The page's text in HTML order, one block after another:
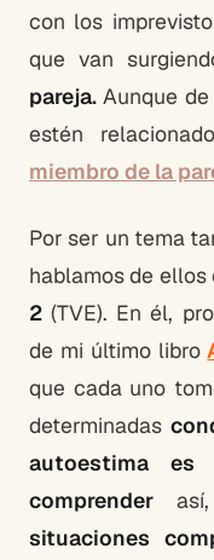
con los
que van
pareja. Aunque
estén
miembro de la
Por ser un tema
hablamos de ellos
2 (TVE). En él,
de mi último libro
que cada uno
determinadas
autoestima es
comprender
situaciones